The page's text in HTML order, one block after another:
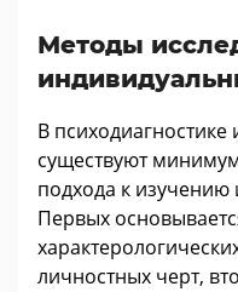
Методы
В
существуют
подхода к
Первых
личностных черт,